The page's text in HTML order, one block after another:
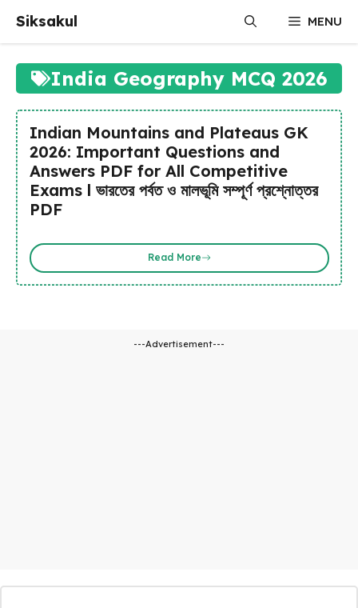
content
Siksakul MENU
India Geography MCQ 2026
Indian Mountains and Plateaus GK
2026: Important Questions and
Answers PDF for All Competitive
Exams l ভারতের পর্বত ও মালভূমি সম্পূর্ণ প্রশ্নোত্তর
PDF
Read More
---Advertisement---